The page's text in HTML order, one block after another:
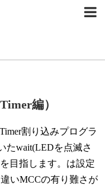
編）
割り込みプログラ
たwait(LEDを点滅さ
目指します。は設定
いMCCの有り難さが